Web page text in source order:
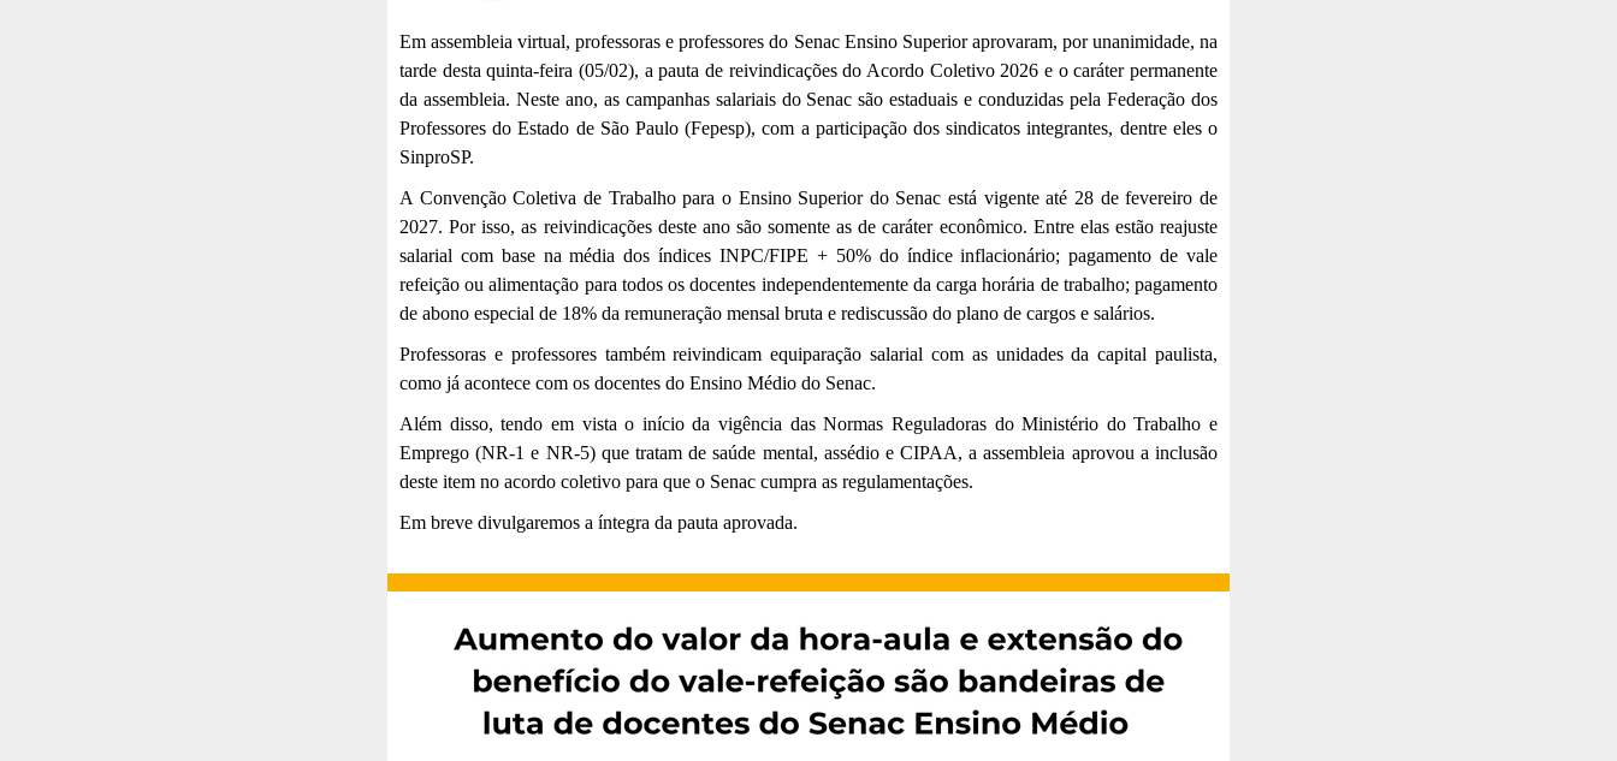
Em assembleia virtual, professoras e professores do Senac Ensino Superior aprovaram, por unanimidade, na
tarde desta quinta-feira (05/02), a pauta de reivindicações do Acordo Coletivo 2026 e o caráter permanente
da assembleia. Neste ano, as campanhas salariais do Senac são estaduais e conduzidas pela Federação dos
Professores do Estado de São Paulo (Fepesp), com a participação dos sindicatos integrantes, dentre eles o
SinproSP.
A Convenção Coletiva de Trabalho para o Ensino Superior do Senac está vigente até 28 de fevereiro de
2027. Por isso, as reivindicações deste ano são somente as de caráter econômico. Entre elas estão reajuste
salarial com base na média dos índices INPC/FIPE + 50% do índice inflacionário; pagamento de vale
refeição ou alimentação para todos os docentes independentemente da carga horária de trabalho; pagamento
de abono especial de 18% da remuneração mensal bruta e rediscussão do plano de cargos e salários.
Professoras e professores também reivindicam equiparação salarial com as unidades da capital paulista,
como já acontece com os docentes do Ensino Médio do Senac.
Além disso, tendo em vista o início da vigência das Normas Reguladoras do Ministério do Trabalho e
Emprego (NR-1 e NR-5) que tratam de saúde mental, assédio e CIPAA, a assembleia aprovou a inclusão
deste item no acordo coletivo para que o Senac cumpra as regulamentações.
Em breve divulgaremos a íntegra da pauta aprovada.